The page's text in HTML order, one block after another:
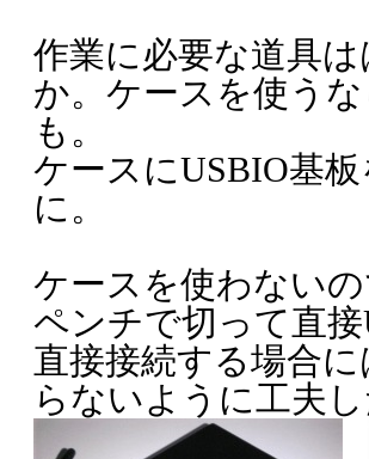
作業に必要な道具
か。ケースを使う
も。
ケースにUSBIO基
に。
ケースを使わない
ペンチで切って直
直接接続する場合
らないように工夫